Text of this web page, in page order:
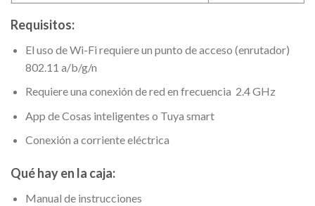
Requisitos:
El uso de Wi-Fi requiere un punto de acceso (enrutador)
802.11 a/b/g/n
Requiere una conexión de red en frecuencia 2.4 GHz
App de Cosas inteligentes o Tuya smart
Conexión a corriente eléctrica
Qué hay en la caja:
Manual de instrucciones